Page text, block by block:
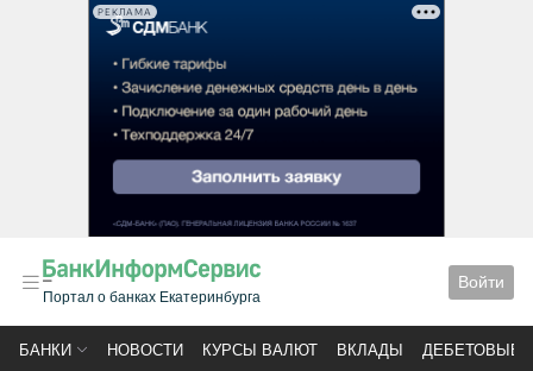
РЕКЛАМА
Портал о банках Екатеринбурга
Войти
БАНКИ НОВОСТИ КУРСЫ ВАЛЮТ ВКЛАДЫ ДЕБЕТОВЫЕ